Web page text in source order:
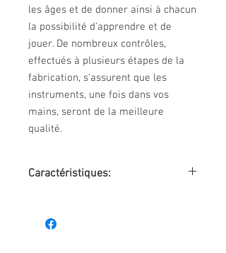
les âges et de donner ainsi à chacun
la possibilité d'apprendre et de
jouer. De nombreux contrôles,
effectués à plusieurs étapes de la
fabrication, s'assurent que les
instruments, une fois dans vos
mains, seront de la meilleure
qualité.
Caractéristiques:
table épicéa